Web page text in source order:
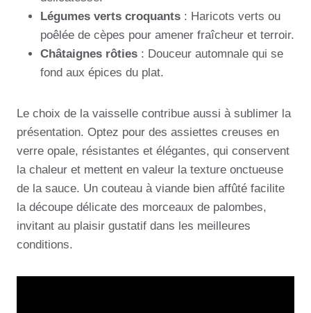
Légumes verts croquants : Haricots verts ou
poêlée de cèpes pour amener fraîcheur et terroir.
Châtaignes rôties : Douceur automnale qui se
fond aux épices du plat.
Le choix de la vaisselle contribue aussi à sublimer la
présentation. Optez pour des assiettes creuses en
verre opale, résistantes et élégantes, qui conservent
la chaleur et mettent en valeur la texture onctueuse
de la sauce. Un couteau à viande bien affûté facilite
la découpe délicate des morceaux de palombes,
invitant au plaisir gustatif dans les meilleures
conditions.